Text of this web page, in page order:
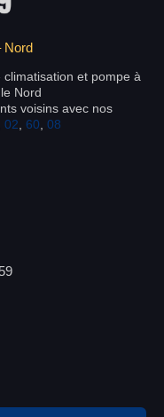
Nord
et pompe à
Nord
voisins avec nos
02 60 08